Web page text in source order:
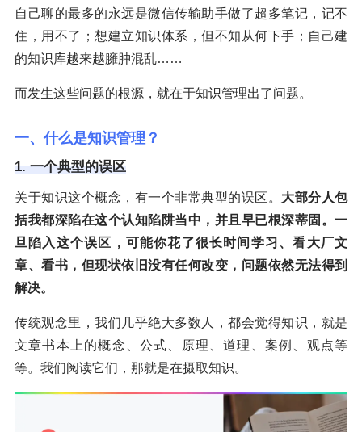
自己聊的最多的永远是微信传输助手做了超多笔记，记不
住，用不了；想建立知识体系，但不知从何下手；自己建
的知识库越来越臃肿混乱……
而发生这些问题的根源，就在于知识管理出了问题。
一、什么是知识管理？
1. 一个典型的误区
关于知识这个概念，有一个非常典型的误区。 大部分人包
括我都深陷在这个认知陷阱当中，并且早已根深蒂固。一
旦陷入这个误区，可能你花了很长时间学习、看大厂文
章、看书，但现状依旧没有任何改变，问题依然无法得到
解决。
传统观念里，我们几乎绝大多数人，都会觉得知识，就是
文章书本上的概念、公式、原理、道理、案例、观点等
等。我们阅读它们，那就是在摄取知识。